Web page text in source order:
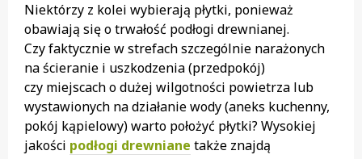
Niektórzy z kolei wybierają płytki, ponieważ
obawiają się o trwałość podłogi drewnianej.
Czy faktycznie w strefach szczególnie narażonych
na ścieranie i uszkodzenia (przedpokój)
czy miejscach o dużej wilgotności powietrza lub
wystawionych na działanie wody (aneks kuchenny,
pokój kąpielowy) warto położyć płytki? Wysokiej
jakości podłogi drewniane także znajdą